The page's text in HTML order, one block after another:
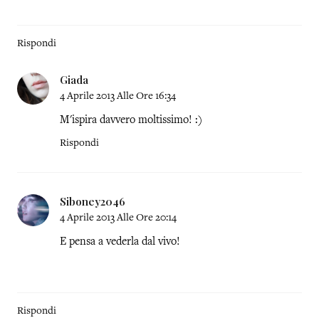
Rispondi
Giada
4 Aprile 2013 Alle Ore 16:34
M'ispira davvero moltissimo! :)
Rispondi
Siboney2046
4 Aprile 2013 Alle Ore 20:14
E pensa a vederla dal vivo!
Rispondi